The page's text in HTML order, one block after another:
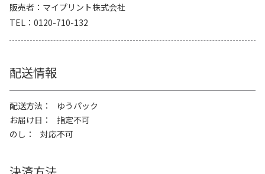
販売者
マイプリント株式会社
TEL
0120-710-132
配送情報
配送方法
ゆうパック
お届け日
指定不可
のし
対応不可